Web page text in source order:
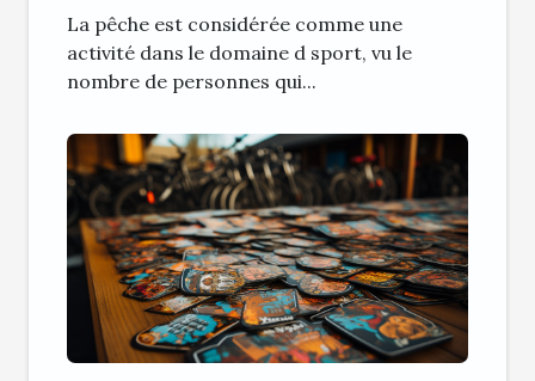
La pêche est considérée comme une
activité dans le domaine d sport, vu le
nombre de personnes qui...